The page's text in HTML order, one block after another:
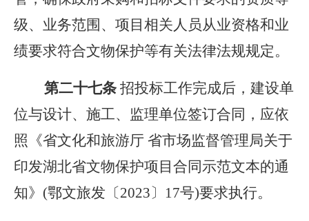
级、业务范围、项目相关人员从业资格和业
绩要求符合文物保护等有关法律法规规定。
第二十七条 招投标工作完成后，建设单
位与设计、施工、监理单位签订合同，应依
照《省文化和旅游厅 省市场监督管理局关于
印发湖北省文物保护项目合同示范文本的通
知》(鄂文旅发〔2023〕17号)要求执行。